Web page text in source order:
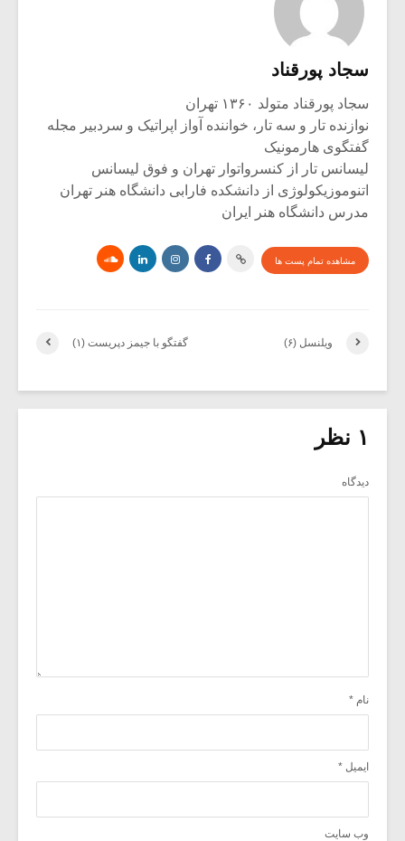
سجاد پورقناد
سجاد پورقناد متولد ۱۳۶۰ تهران
نوازنده تار و سه تار، خواننده آواز اپراتیک و سردبیر مجله
گفتگوی هارمونیک
لیسانس تار از کنسرواتوار تهران و فوق لیسانس
اتنوموزیکولوژی از دانشکده فارابی دانشگاه هنر تهران
مدرس دانشگاه هنر ایران
مشاهده تمام پست ها
گفتگو با جیمز دپریست (۱) ویلنسل (۶)
۱ نظر
دیدگاه
نام *
ایمیل *
وب‌ سایت